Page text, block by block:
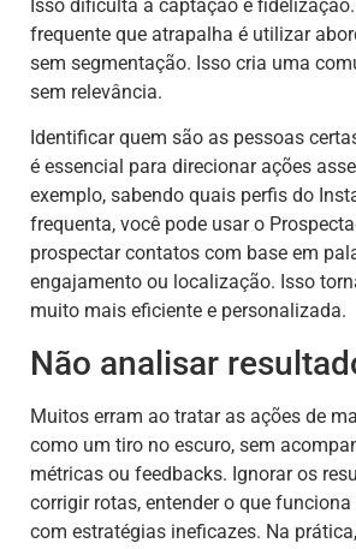
Isso dificulta a captação e
frequente que atrapalha é utilizar
sem segmentação. Isso cria uma
sem relevância.
Identificar quem são as pessoas
é essencial para direcionar ações
exemplo, sabendo quais perfis do
frequenta, você pode usar o
prospectar contatos com base em
engajamento ou localização. Isso
muito mais eficiente e personalizada.
Não analisar
Muitos erram ao tratar as ações de
como um tiro no escuro, sem
métricas ou feedbacks. Ignorar os
corrigir rotas, entender o que
com estratégias ineficazes. Na